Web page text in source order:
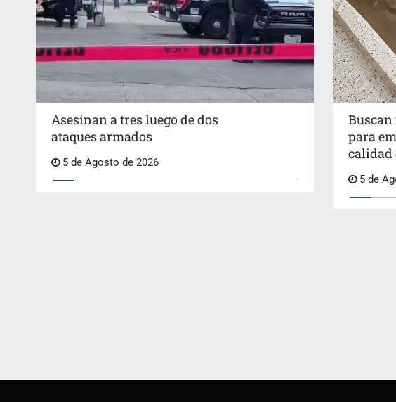
Asesinan a tres luego de dos
ataques armados
5 de Agosto de 2026
para
calidad
5 de